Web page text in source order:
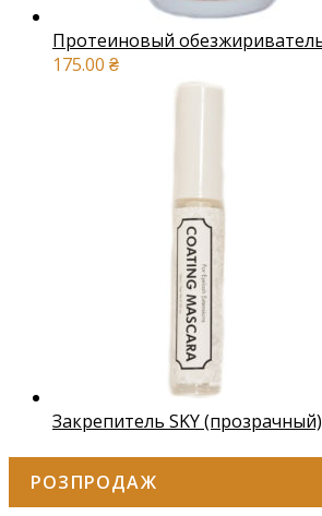
Протеиновый
175.00 ₴
Закрепитель SKY
РОЗПРОДАЖ